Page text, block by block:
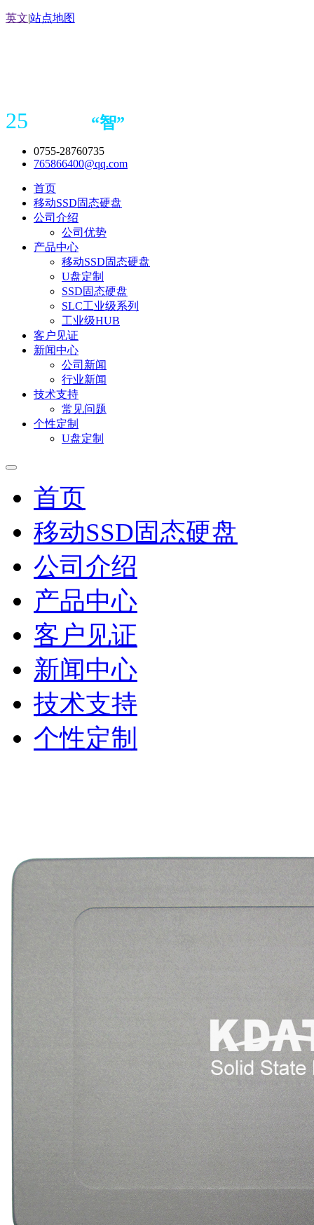
英文|站点地图
25 “智”
0755-28760735
765866400@qq.com
首页
移动SSD固态硬盘
公司介绍
公司优势
产品中心
移动SSD固态硬盘
U盘定制
SSD固态硬盘
SLC工业级系列
工业级HUB
客户见证
新闻中心
公司新闻
行业新闻
技术支持
常见问题
个性定制
U盘定制
首页
移动SSD固态硬盘
公司介绍
产品中心
客户见证
新闻中心
技术支持
个性定制